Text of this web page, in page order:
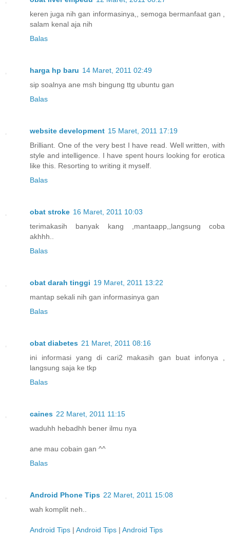
keren juga nih gan informasinya,, semoga bermanfaat gan ,
salam kenal aja nih
Balas
harga hp baru 14 Maret, 2011 02:49
sip soalnya ane msh bingung ttg ubuntu gan
Balas
website development 15 Maret, 2011 17:19
Brilliant. One of the very best I have read. Well written, with
style and intelligence. I have spent hours looking for erotica
like this. Resorting to writing it myself.
Balas
obat stroke 16 Maret, 2011 10:03
terimakasih banyak kang ,mantaapp,,langsung coba
akhhh..
Balas
obat darah tinggi 19 Maret, 2011 13:22
mantap sekali nih gan informasinya gan
Balas
obat diabetes 21 Maret, 2011 08:16
ini informasi yang di cari2 makasih gan buat infonya ,
langsung saja ke tkp
Balas
caines 22 Maret, 2011 11:15
waduhh hebadhh bener ilmu nya
ane mau cobain gan ^^
Balas
Android Phone Tips 22 Maret, 2011 15:08
wah komplit neh..
Android Tips | Android Tips | Android Tips